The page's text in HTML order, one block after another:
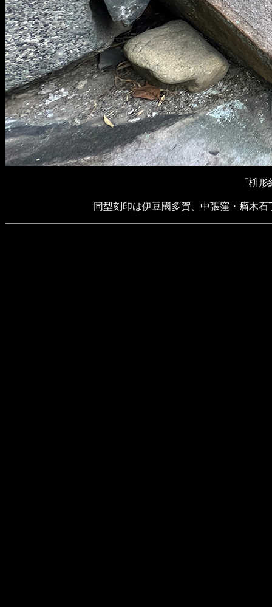
「枡
同型刻印は伊豆國多賀、中張窪・瘤木